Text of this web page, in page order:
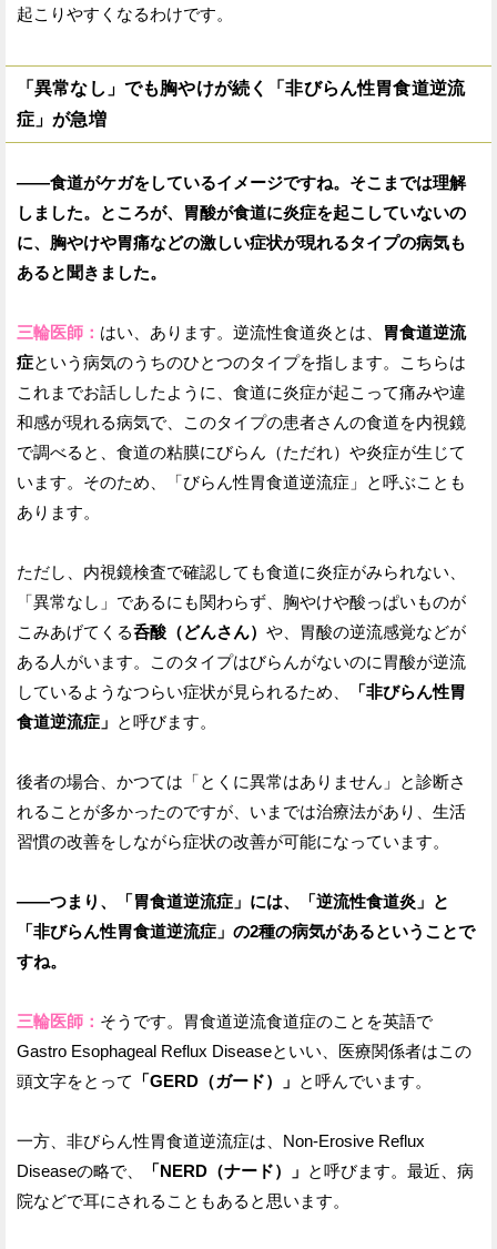
起こりやすくなるわけです。
「異常なし」でも胸やけが続く「非びらん性胃食道逆流
症」が急増
——食道がケガをしているイメージですね。そこまでは理解
しました。ところが、胃酸が食道に炎症を起こしていないの
に、胸やけや胃痛などの激しい症状が現れるタイプの病気も
あると聞きました。
三輪医師： はい、あります。逆流性食道炎とは、
胃食道逆流
症という病気のうちのひとつのタイプを指します。こちらは
これまでお話ししたように、食道に炎症が起こって痛みや違
和感が現れる病気で、このタイプの患者さんの食道を内視鏡
で調べると、食道の粘膜にびらん（ただれ）や炎症が生じて
います。そのため、「びらん性胃食道逆流症」と呼ぶことも
あります。
ただし、内視鏡検査で確認しても食道に炎症がみられない、
「異常なし」であるにも関わらず、胸やけや酸っぱいものが
こみあげてくる呑酸（どんさん） や、胃酸の逆流感覚などが
ある人がいます。このタイプはびらんがないのに胃酸が逆流
しているようなつらい症状が見られるため、
「非びらん性胃
食道逆流症」 と呼びます。
後者の場合、かつては「とくに異常はありません」と診断さ
れることが多かったのですが、いまでは治療法があり、生活
習慣の改善をしながら症状の改善が可能になっています。
——つまり、「胃食道逆流症」には、「逆流性食道炎」と
「非びらん性胃食道逆流症」の2種の病気があるということで
すね。
三輪医師： そうです。胃食道逆流食道症のことを英語で
Gastro Esophageal Reflux Diseaseといい、医療関係者はこの
頭文字をとって
「GERD（ガード）」 と呼んでいます。
一方、非びらん性胃食道逆流症は、Non-Erosive Reflux
Diseaseの略で、
「NERD（ナード）」 と呼びます。最近、病
院などで耳にされることもあると思います。